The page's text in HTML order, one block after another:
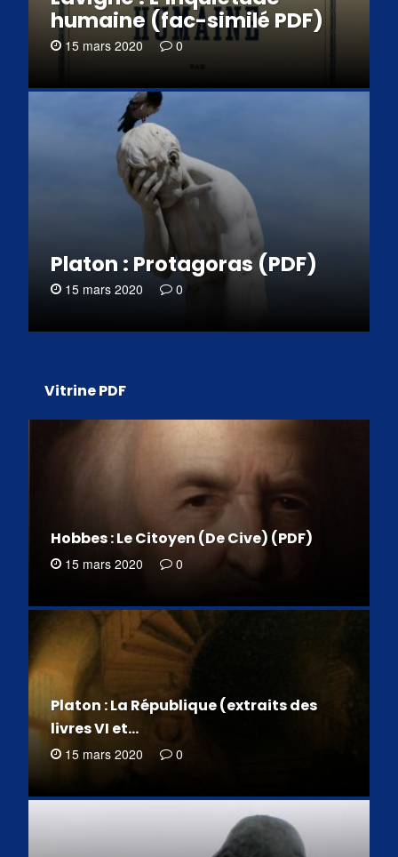
humaine (fac-similé PDF)
15 mars 2020 0
Platon : Protagoras (PDF)
15 mars 2020 0
Vitrine PDF
Hobbes : Le Citoyen (De Cive) (PDF)
15 mars 2020 0
Platon : La République (extraits des
livres VI et…
15 mars 2020 0